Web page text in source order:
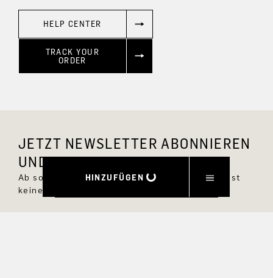
HINZUFÜGEN
HELP CENTER
TRACK YOUR
ORDER
JETZT NEWSLETTER ABONNIEREN
UND 10 % RABATT SICHERN.
Ab sofort bist Du immer up to date und verpasst
keine neuen Styles im DRYKORN Online Shop.